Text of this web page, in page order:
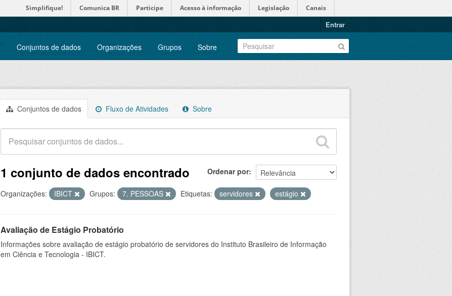
Simplifique! Comunica BR Participe Acesso à informação Legislação Canais
Entrar
Conjuntos de dados Organizações Grupos Sobre
Conjuntos de dados Fluxo de Atividades Sobre
Ordenar por
1 conjunto de dados encontrado
Organizações: IBICT Grupos: 7. PESSOAS Etiquetas: servidores estágio
Avaliação de Estágio Probatório
Informações sobre avaliação de estágio probatório de servidores do Instituto Brasileiro de Informação
em Ciência e Tecnologia - IBICT.